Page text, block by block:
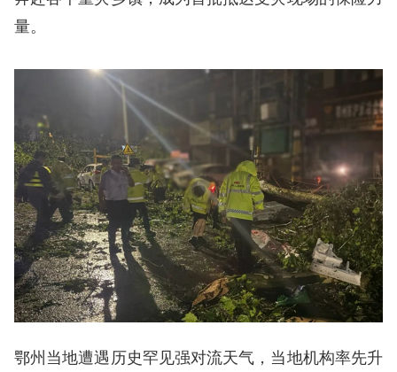
量。
鄂州当地遭遇历史罕见强对流天气，当地机构率先升